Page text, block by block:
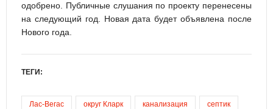
одобрено. Публичные слушания по проекту перенесены
на следующий год. Новая дата будет объявлена после
Нового года.
ТЕГИ:
Лас-Вегас округ Кларк канализация септик